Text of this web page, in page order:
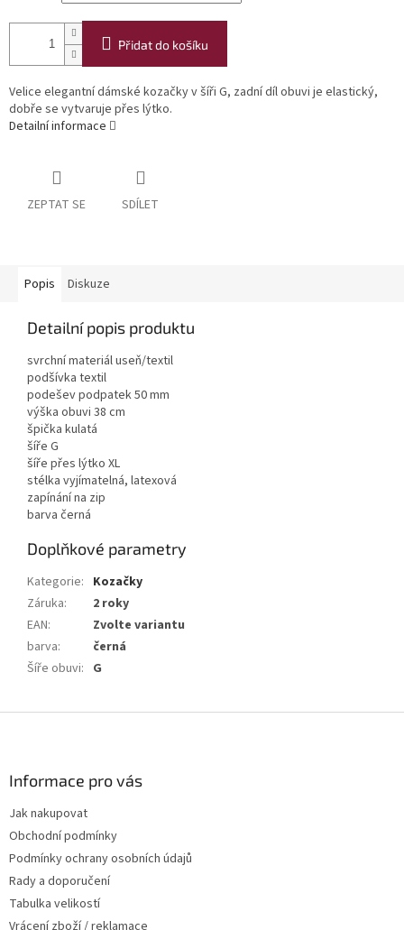
Přidat do košíku
Velice elegantní dámské kozačky v šíři G, zadní díl obuvi je elastický,
dobře se vytvaruje přes lýtko.
Detailní informace
ZEPTAT SE SDÍLET
Popis Diskuze
Detailní popis produktu
svrchní materiál useň/textil
podšívka textil
podešev podpatek 50 mm
výška obuvi 38 cm
špička kulatá
šíře G
šíře přes lýtko XL
stélka vyjímatelná, latexová
zapínání na zip
barva černá
Doplňkové parametry
Kategorie: Kozačky
Záruka:
2 roky
EAN:
Zvolte variantu
barva:
černá
Šíře obuvi: G
Informace pro vás
Jak nakupovat
Obchodní podmínky
Podmínky ochrany osobních údajů
Rady a doporučení
Tabulka velikostí